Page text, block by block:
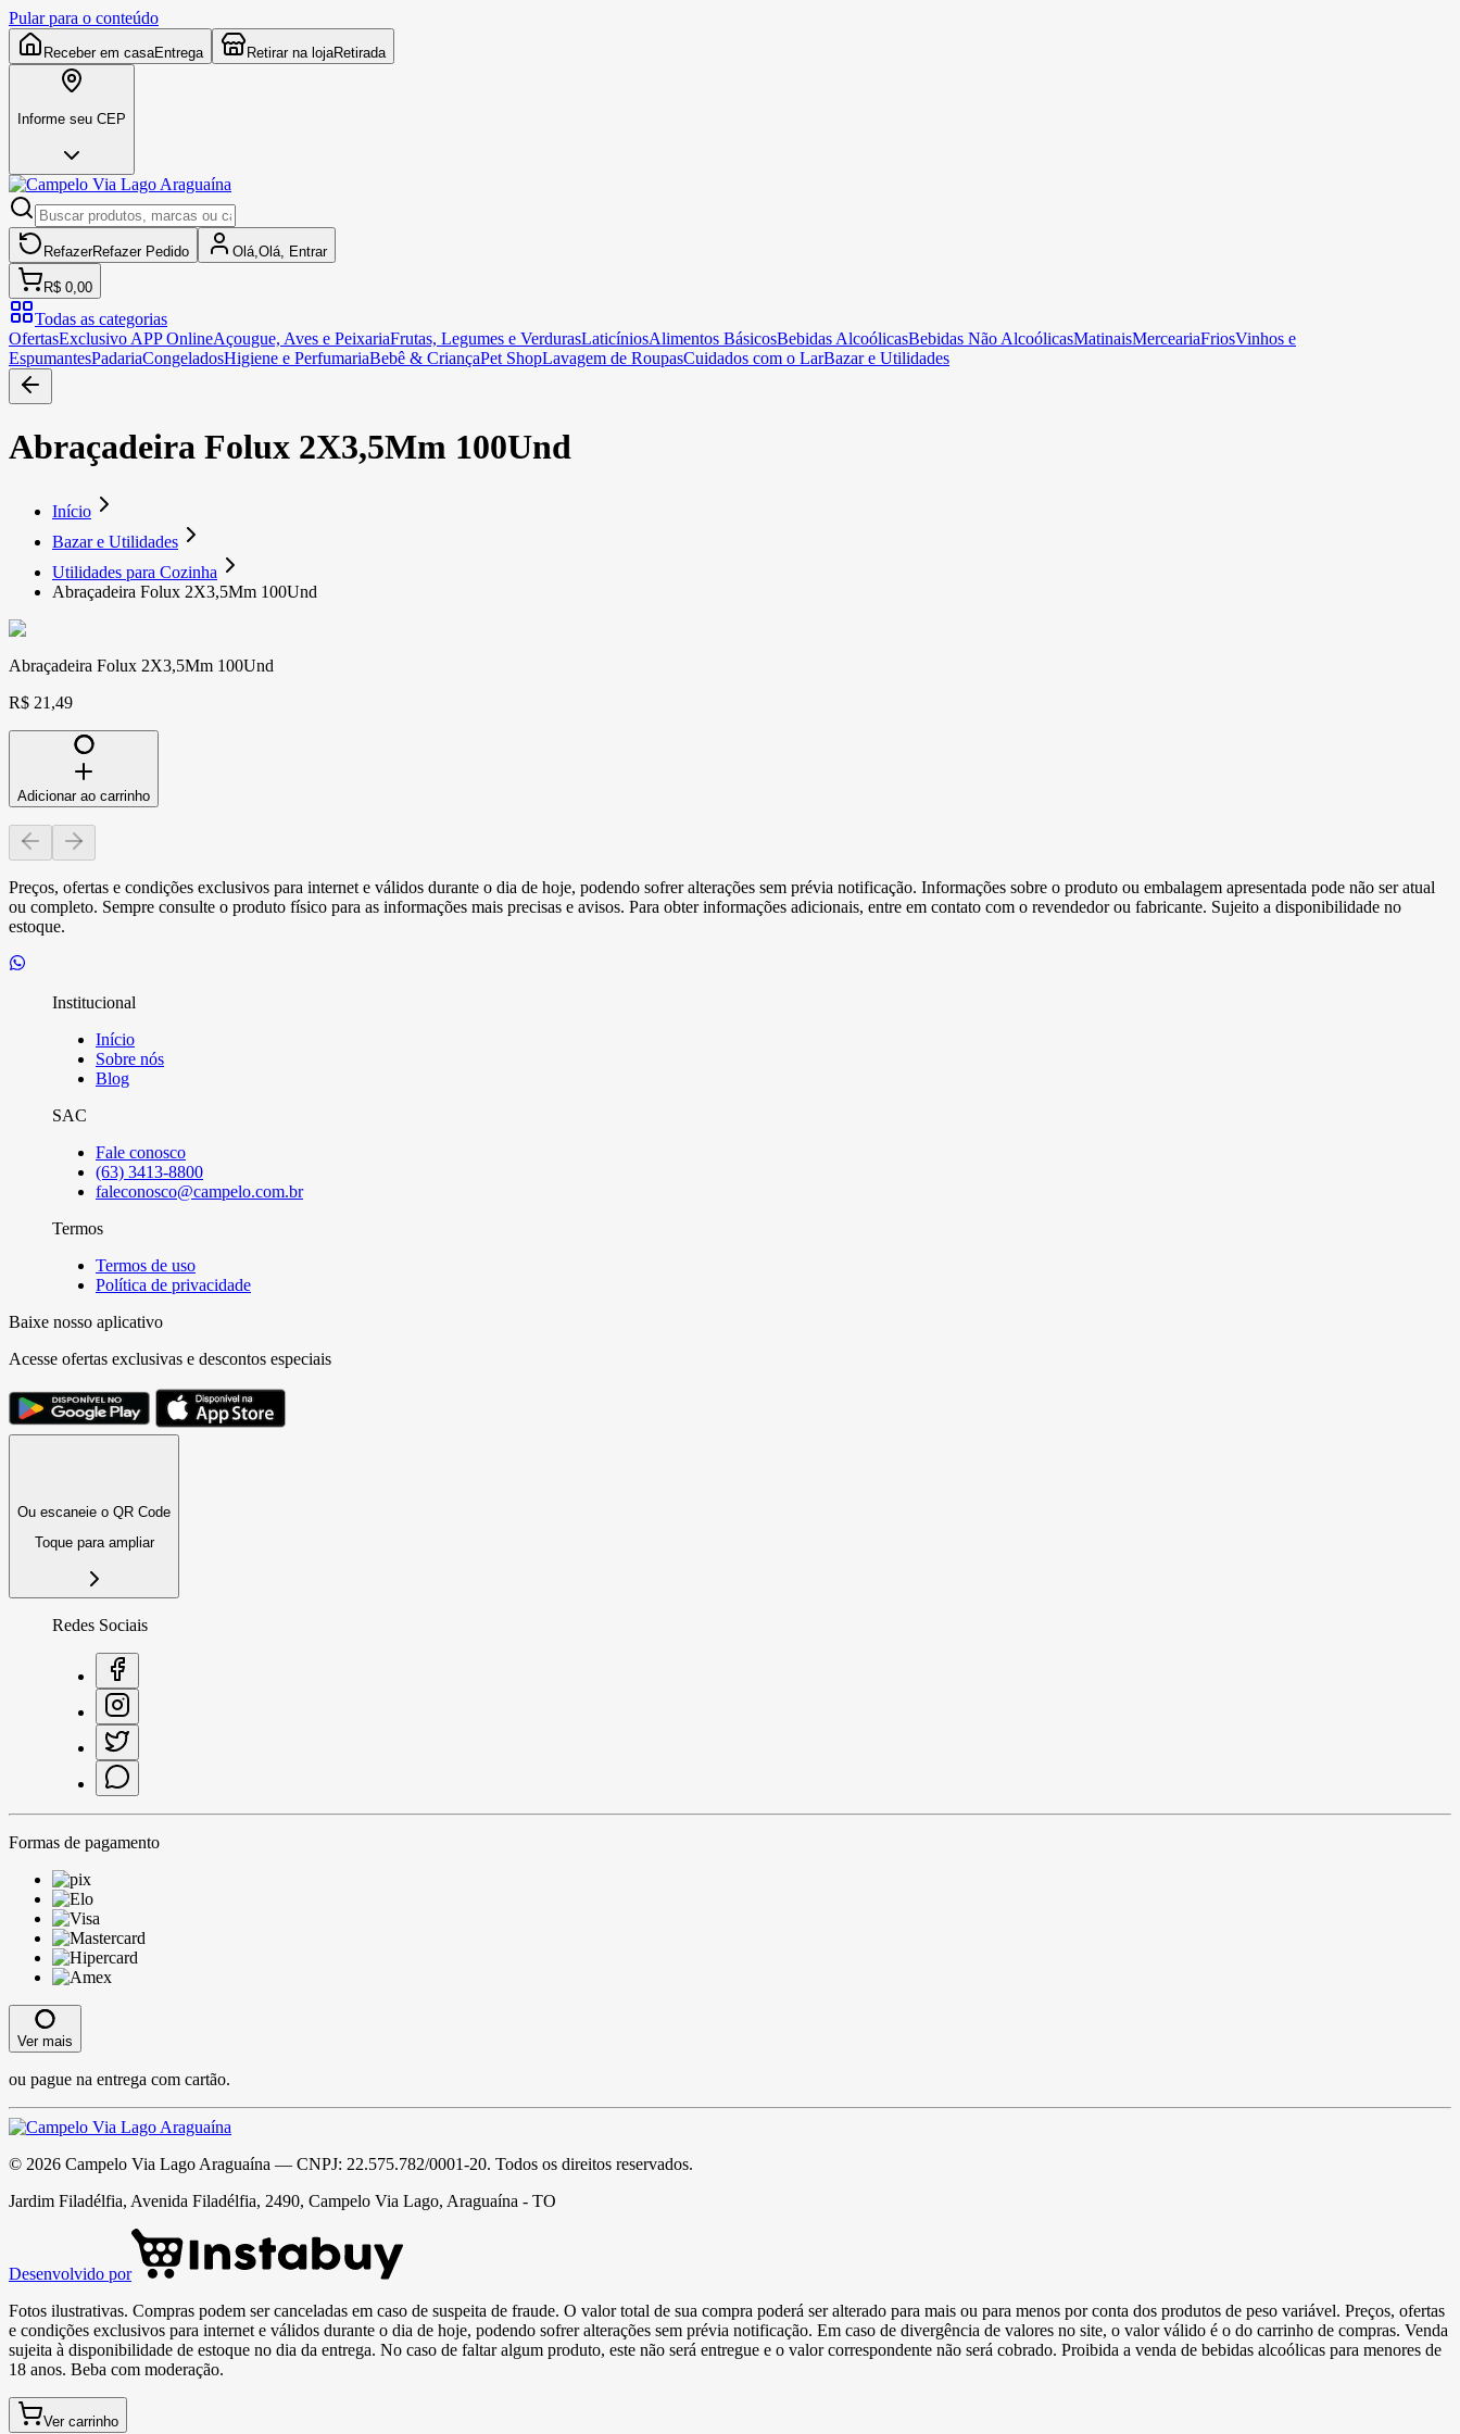
Pular para o conteúdo
Receber em casaEntrega Retirar na lojaRetirada
Informe seu CEP
RefazerRefazer Pedido Olá, Olá, Entrar
R$ 0,00
Todas as categorias
OfertasExclusivo APP OnlineAçougue, Aves e PeixariaFrutas, Legumes e VerdurasLaticíniosAlimentos BásicosBebidas AlcoólicasBebidas Não AlcoólicasMatinaisMerceariaFriosVinhos e
EspumantesPadariaCongeladosHigiene e PerfumariaBebê & CriançaPet ShopLavagem de RoupasCuidados com o LarBazar e Utilidades
Abraçadeira Folux 2X3,5Mm 100Und
Início
Bazar e Utilidades
Utilidades para Cozinha
Abraçadeira Folux 2X3,5Mm 100Und
Abraçadeira Folux 2X3,5Mm 100Und
R$ 21,49
Adicionar ao carrinho
Preços, ofertas e condições exclusivos para internet e válidos durante o dia de hoje, podendo sofrer alterações sem prévia notificação. Informações sobre o produto ou embalagem apresentada pode não ser atual
ou completo. Sempre consulte o produto físico para as informações mais precisas e avisos. Para obter informações adicionais, entre em contato com o revendedor ou fabricante. Sujeito a disponibilidade no
estoque.
Institucional
Início
Sobre nós
Blog
SAC
Fale conosco
(63) 3413-8800
faleconosco@campelo.com.br
Termos
Termos de uso
Política de privacidade
Baixe nosso aplicativo
Acesse ofertas exclusivas e descontos especiais
Ou escaneie o QR Code
Toque para ampliar
Redes Sociais
Formas de pagamento
Ver mais
ou pague na entrega com cartão.
© 2026 Campelo Via Lago Araguaína — CNPJ: 22.575.782/0001-20. Todos os direitos reservados.
Jardim Filadélfia, Avenida Filadélfia, 2490, Campelo Via Lago, Araguaína - TO
Desenvolvido por
Fotos ilustrativas. Compras podem ser canceladas em caso de suspeita de fraude. O valor total de sua compra poderá ser alterado para mais ou para menos por conta dos produtos de peso variável. Preços, ofertas
e condições exclusivos para internet e válidos durante o dia de hoje, podendo sofrer alterações sem prévia notificação. Em caso de divergência de valores no site, o valor válido é o do carrinho de compras. Venda
sujeita à disponibilidade de estoque no dia da entrega. No caso de faltar algum produto, este não será entregue e o valor correspondente não será cobrado. Proibida a venda de bebidas alcoólicas para menores de
18 anos. Beba com moderação.
Ver carrinho